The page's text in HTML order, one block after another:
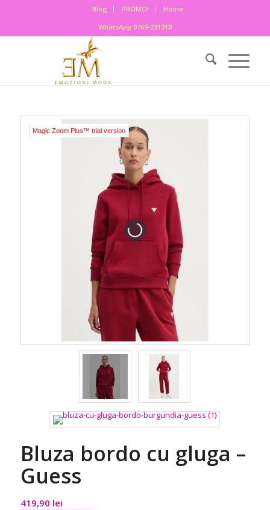
Blog PROMO!
Home
WhatsApp 0769-231310
Magic Zoom Plus™ trial version
Bluza bordo cu gluga –
Guess
419,90 lei